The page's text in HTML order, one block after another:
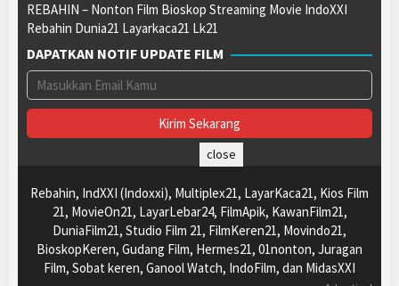
REBAHIN – Nonton Film Bioskop Streaming Movie IndoXXI
Rebahin Dunia21 Layarkaca21 Lk21
DAPATKAN NOTIF UPDATE FILM
Rebahin, IndXXI (Indoxxi), Multiplex21, LayarKaca21, Kios Film
21, MovieOn21, LayarLebar24, FilmApik, KawanFilm21,
DuniaFilm21, Studio Film 21, FilmKeren21, Movindo21,
BioskopKeren, Gudang Film, Hermes21, 01nonton, Juragan
Film, Sobat keren, Ganool Watch, IndoFilm, dan MidasXXI
close